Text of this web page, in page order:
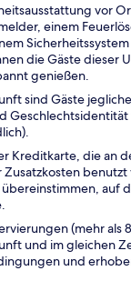
vor
einem
die Gäste dieser
genießen.
sind Gäste
Kreditkarte, die an
benutzt
auf
(mehr als
und im gleichen
und